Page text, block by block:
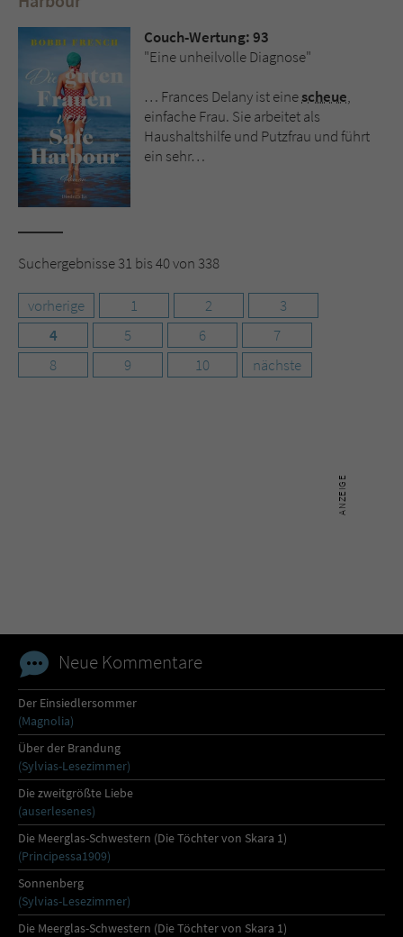
Couch-Wertung: 93
"Eine unheilvolle Diagnose"
… Frances Delany ist einescheue,
einfache Frau. Sie arbeitet als
Haushaltshilfe und Putzfrau und führt
ein sehr…
Suchergebnisse 31 bis 40 von 338
vorherige 1 2
3
4
5 6
7
8
9 10 nächste
Neue Kommentare
Der Einsiedlersommer
(Magnolia)
Über der Brandung
(Sylvias-Lesezimmer)
Die zweitgrößte Liebe
(auserlesenes)
Die Meerglas-Schwestern (Die Töchter von Skara 1)
(Principessa1909)
Sonnenberg
(Sylvias-Lesezimmer)
Die Meerglas-Schwestern (Die Töchter von Skara 1)